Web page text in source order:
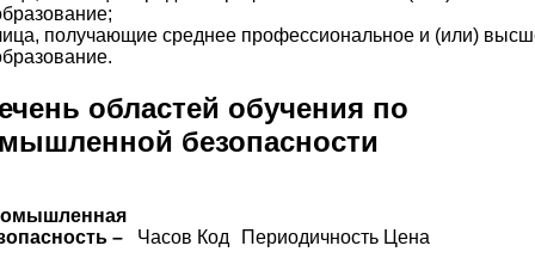
получающие среднее профессиональное и (или)
областей обучения по
безопасности
–
Часов Код Периодичность Цена